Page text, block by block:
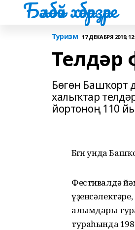
Бәләбәй хәбәрҙәре
Туризм 17 ДЕКАБРЯ 2019,
Телдәр
Бөгөн Башҡорт
халыҡтар
йортоноң 110
Бөгөн унда
Фестивалдә
алымдары
тураһында